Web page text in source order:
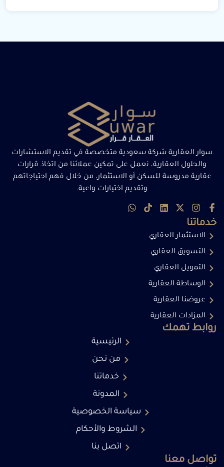
سوار العقارية شركة سعودية متخصصة في تقديم الاستشارات
والحلول العقارية، نعمل على تمكين عملائنا من اتخاذ قرارات
عقارية مدروسة للسكن أو الاستثمار، من خلال فهم احتياجاتهم
وتقديم اختيارات واعية.
روابط تهمك
الرئيسية
من نحن
خدماتنا
المدونة
سياسة الخصوصية
الشروط والأحكام
اتصل بنا
خدماتنا
الاستثمار العقاري
التسويق العقاري
التمويل العقاري
الوساطة العقارية
عروضنا العقارية
المزادات العقارية
تواصل معنا